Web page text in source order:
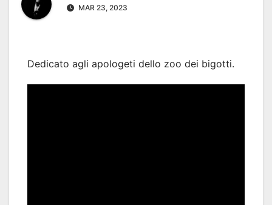
MAR 23, 2023
Dedicato agli apologeti dello zoo dei bigotti.